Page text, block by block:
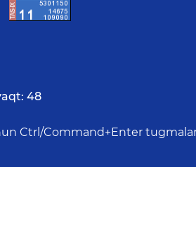
48
Ctrl/Command+Enter